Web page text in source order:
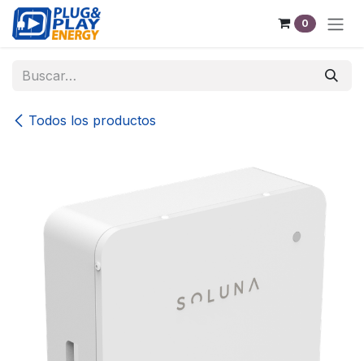
Ir al contenido
0
Todos los productos